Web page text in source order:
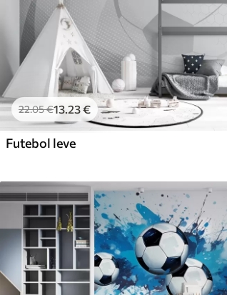
22.05€13.23€
Futebol leve